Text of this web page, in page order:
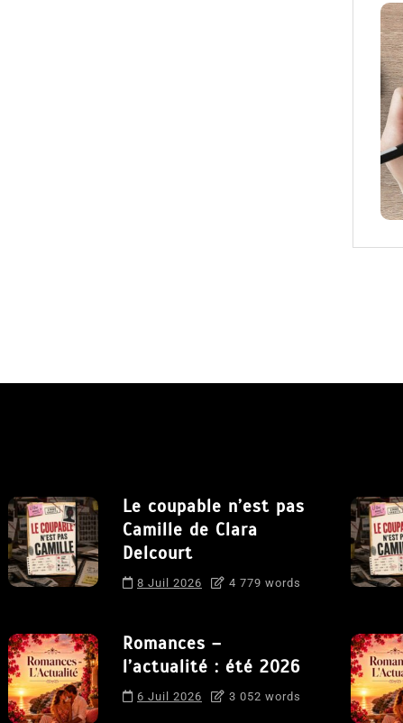
Le coupable n’est pas
Camille de Clara
Delcourt
8 Juil 2026 4 779 words
Romances –
l’actualité : été 2026
6 Juil 2026 3 052 words